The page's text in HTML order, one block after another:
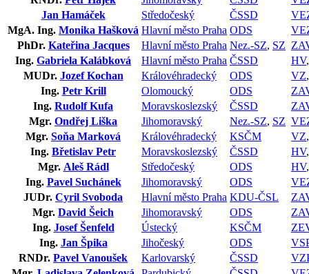
Jan Hamáček
Středočeský ČSSD
MgA. Ing. Monika Hašková Hlavní město Praha ODS
PhDr. Kateřina Jacques Hlavní město Praha Nez.-SZ, SZ
Ing. Gabriela Kalábková Hlavní město Praha ČSSD HV
MUDr. Jozef Kochan Královéhradecký ODS VZ
Ing. Petr Krill Olomoucký ODS
Ing. Rudolf Kufa Moravskoslezský ČSSD
Mgr. Ondřej Liška Jihomoravský Nez.-SZ, SZ
Mgr. Soňa Marková Královéhradecký KSČM VZ
Ing. Břetislav Petr Moravskoslezský ČSSD HV
Mgr. Aleš Rádl Středočeský ODS HV
Ing. Pavel Suchánek Jihomoravský ODS
JUDr. Cyril Svoboda Hlavní město Praha KDU-ČSL
Mgr. David Šeich Jihomoravský ODS
Ing. Josef Šenfeld Ústecký KSČM
Ing. Jan Špika Jihočeský ODS
RNDr. Pavel Vanoušek Karlovarský ČSSD